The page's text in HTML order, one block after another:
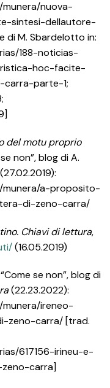
nuova-
sintesi-dellautore-
M. Sbardelotto in:
188-noticias-
hoc-facite-
parte-1;
del motu proprio
non”, blog di A.
(27.02.2019):
munera/a-proposito-
di-zeno-carra/
Chiavi di lettura,
(16.05.2019)
se non”, blog di
(22.23.2022):
ireneo-
zeno-carra/ [trad.
617156-irineu-e-
carra]